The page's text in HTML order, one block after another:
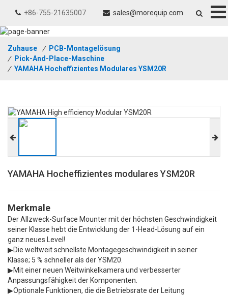
+86-755-21635007 sales@morequip.com
Zuhause /
PCB-Montagelösung
/
Pick-And-Place-Maschine
/ YAMAHA Hocheffizientes Modulares YSM20R
YAMAHA Hocheffizientes modulares YSM20R
Merkmale
Der Allzweck-Surface Mounter mit der höchsten Geschwindigkeit
seiner Klasse hebt die Entwicklung der 1-Head-Lösung auf ein
ganz neues Level!
▶Die weltweit schnellste Montagegeschwindigkeit in seiner
Klasse; 5 % schneller als der YSM20.
▶Mit einer neuen Weitwinkelkamera und verbesserter
Anpassungsfähigkeit der Komponenten.
▶Optionale Funktionen, die die Betriebsrate der Leitung